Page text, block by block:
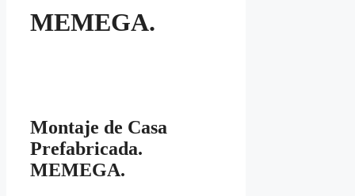
MEMEGA.
Montaje de Casa
Prefabricada.
MEMEGA.